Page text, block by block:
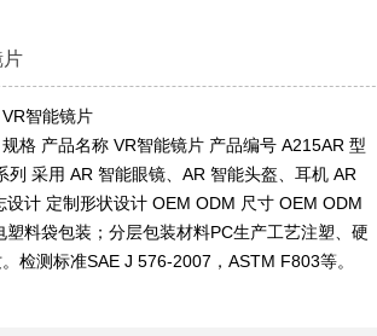
片
智能镜片
格 产品名称 VR智能镜片 产品编号 A215AR 型
列 采用 AR 智能眼镜、AR 智能头盔、耳机 AR
设计 定制形状设计 OEM ODM 尺寸 OEM ODM
塑料袋包装；分层包装材料PC生产工艺注塑、硬
检测标准SAE J 576-2007，ASTM F803等。